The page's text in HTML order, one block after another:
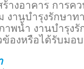
งอาคาร การคว
งานบำรุงรักษา
าพน้ำ งานบำรุง
ข้องหรือได้รับมอ